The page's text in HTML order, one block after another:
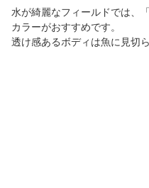
水が綺麗なフィールドでは、
カラーがおすすめです。
透け感あるボディは魚に見切